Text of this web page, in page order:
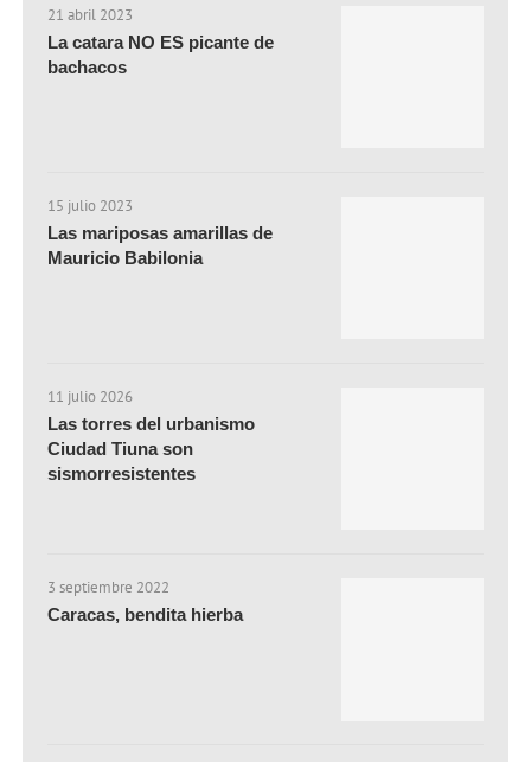
21 abril 2023
La catara NO ES picante de
bachacos
15 julio 2023
Las mariposas amarillas de
Mauricio Babilonia
11 julio 2026
Las torres del urbanismo
Ciudad Tiuna son
sismorresistentes
3 septiembre 2022
Caracas, bendita hierba